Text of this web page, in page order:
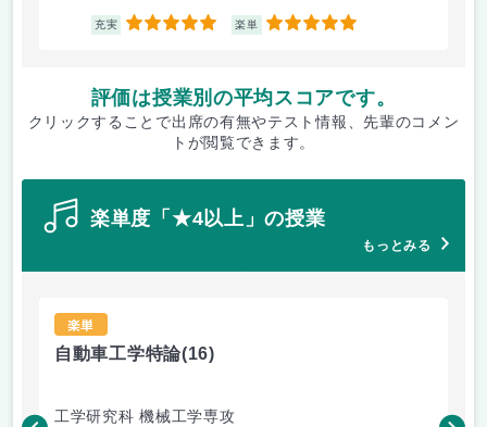
充実 5 楽単 5
評価は授業別の平均スコアです。
クリックすることで出席の有無やテスト情報、先輩のコメン
トが閲覧できます。
楽単度「★4以上」の授業
もっとみる
楽単
自動車工学特論(16)
工学研究科 機械工学専攻